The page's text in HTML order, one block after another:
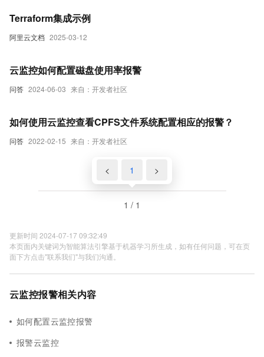
阿里云文档 2025-03-12
Terraform集成示例
问答 2024-06-03 来自：开发者社区
云监控如何配置磁盘使用率报警
问答 2022-02-15 来自：开发者社区
如何使用云监控查看CPFS文件系统配置相应的报警？
< 1 >
1 / 1
更新时间 2024-07-17 09:32:49
本页面内关键词为智能算法引擎基于机器学习所生成，如有任何问题，可在页
面下方点击"联系我们"与我们沟通。
云监控报警相关内容
如何配置云监控报警
报警云监控